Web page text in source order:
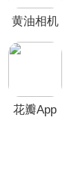
黄油相机
花瓣App